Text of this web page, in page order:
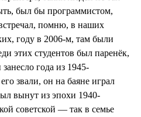
был бы программистом,
помню, в наших
году в 2006-м, там были
этих студентов был паренёк,
года из 1945-
звали, он на баяне играл
вынут из эпохи 1940-
советской — так в семье